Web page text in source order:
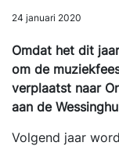
24 januari 2020
Omdat het dit
om de
verplaatst naar
aan de
Volgend jaar